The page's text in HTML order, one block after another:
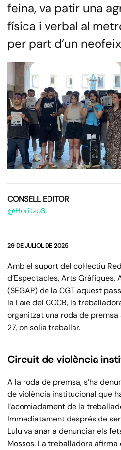
feina, va patir una
física i verbal al
per part d’un
CONSELL EDITOR
@HoritzoS
29 DE JULIOL DE 2025
Amb el suport del col·lectiu
d’Espectacles, Arts Gràfiques,
(SEGAP) de la CGT aquest
la Laie del CCCB, la
organitzat una roda de
27, on solia treballar.
Circuit de violència
A la roda de premsa, s’ha
de violència institucional que
l’acomiadament de la
Immediatament després de
Lulu va anar a denunciar els
Mossos. La treballadora